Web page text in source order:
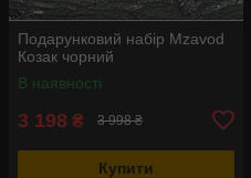
Подарунковий набір Mzavod
Козак чорний
В наявності
3 198 ₴ 3 998 ₴
Купити